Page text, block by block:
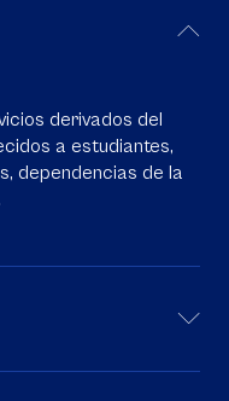
derivados del
a estudiantes,
dependencias de la